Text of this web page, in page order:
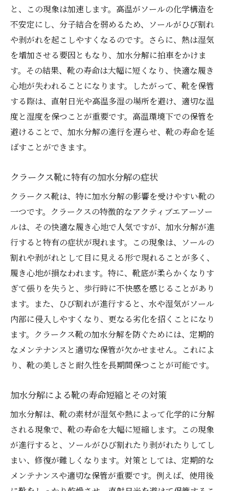
靴の素材に合わせたカスタマイズケア
加水分解の兆候を見逃さない方法
多様な対策で靴を長持ちさせる秘訣
靴の換気を促進する具体的な方法
加水分解防止のための環境整備
靴の素材と加水分解の関係性を学ぶ
ポリウレタンソールと加水分解の関係
レザー素材が加水分解に与える影響
合成素材と加水分解の相性
靴素材の特性を活かした対策法
素材ごとの加水分解対策の違い
定期メンテナンスが靴の加水分解を防ぐ鍵
月ごとのメンテナンススケジュールの立て
方
効果的な加水分解防止アイテムの選び方
靴を長持ちさせるための定期点検方法
メンテナンス時に注意すべきポイント
プロのケアサービスを活用するメリット
加水分解を防ぐメンテナンスの流れ
靴を長持ちさせるための加水分解知識の重要性
知識が靴の寿命に与える影響を理解する
靴に関する最新情報を常にアップデートす
る
コミュニティを活用した知識共有の利点
加水分解知識を実生活に活かす方法
と、この現象は加速します。高温がソールの化学構造を
不安定にし、分子結合を弱めるため、ソールがひび割れ
や剥がれを起こしやすくなるのです。さらに、熱は湿気
を増加させる要因ともなり、加水分解に拍車をかけま
す。その結果、靴の寿命は大幅に短くなり、快適な履き
心地が失われることになります。したがって、靴を保管
する際は、直射日光や高温多湿の場所を避け、適切な温
度と湿度を保つことが重要です。高温環境下での保管を
避けることで、加水分解の進行を遅らせ、靴の寿命を延
ばすことができます。
クラークス靴に特有の加水分解の症状
クラークス靴は、特に加水分解の影響を受けやすい靴の
一つです。クラークスの特徴的なアクティブエアーソー
ルは、その快適な履き心地で人気ですが、加水分解が進
行すると特有の症状が現れます。この現象は、ソールの
割れや剥がれとして目に見える形で現れることが多く、
履き心地が損なわれます。特に、靴底が柔らかくなりす
ぎて張りを失うと、歩行時に不快感を感じることがあり
ます。また、ひび割れが進行すると、水や湿気がソール
内部に侵入しやすくなり、更なる劣化を招くことになり
ます。クラークス靴の加水分解を防ぐためには、定期的
なメンテナンスと適切な保管が欠かせません。これによ
り、靴の美しさと耐久性を長期間保つことが可能です。
加水分解による靴の寿命短縮とその対策
加水分解は、靴の素材が湿気や熱によって化学的に分解
される現象で、靴の寿命を大幅に短縮します。この現象
が進行すると、ソールがひび割れたり剥がれたりしてし
まい、修復が難しくなります。対策としては、定期的な
メンテナンスや適切な保管が重要です。例えば、使用後